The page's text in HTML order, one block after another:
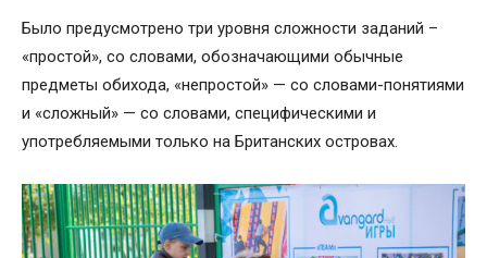
Было предусмотрено три уровня сложности заданий –
«простой», со словами, обозначающими обычные
предметы обихода, «непростой» — со словами-понятиями
и «сложный» — со словами, специфическими и
употребляемыми только на Британских островах.